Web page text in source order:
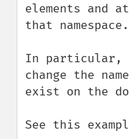
elements and
that namespace.
In particular,
change the
exist on the
See this